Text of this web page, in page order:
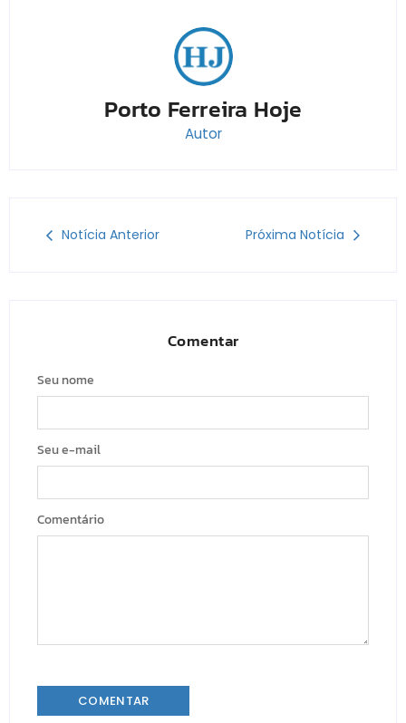
Porto Ferreira Hoje
Autor
Notícia Anterior Próxima Notícia
Comentar
Seu nome
Seu e-mail
Comentário